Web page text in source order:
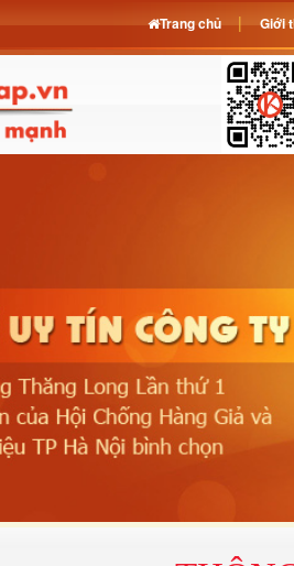
Trang chủ Giới